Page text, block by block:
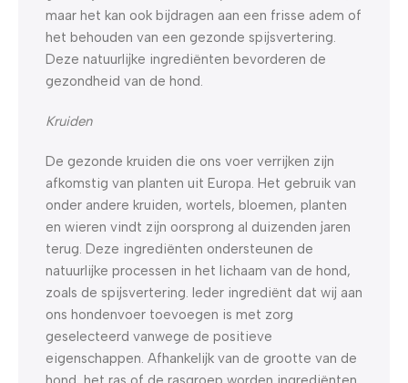
maar het kan ook bijdragen aan een frisse adem of
het behouden van een gezonde spijsvertering.
Deze natuurlijke ingrediënten bevorderen de
gezondheid van de hond.
Kruiden
De gezonde kruiden die ons voer verrijken zijn
afkomstig van planten uit Europa. Het gebruik van
onder andere kruiden, wortels, bloemen, planten
en wieren vindt zijn oorsprong al duizenden jaren
terug. Deze ingrediënten ondersteunen de
natuurlijke processen in het lichaam van de hond,
zoals de spijsvertering. Ieder ingrediënt dat wij aan
ons hondenvoer toevoegen is met zorg
geselecteerd vanwege de positieve
eigenschappen. Afhankelijk van de grootte van de